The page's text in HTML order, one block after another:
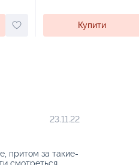
Купити
23.11.22
притом за такие-